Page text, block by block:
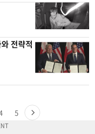
전략적
5